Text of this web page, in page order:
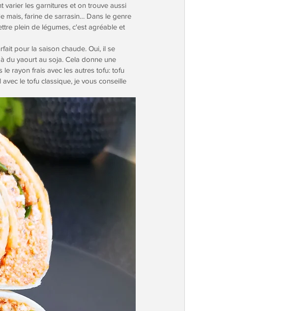
varier les garnitures et on trouve aussi
mais, farine de sarrasin… Dans le genre
plein de légumes, c'est agréable et
pour la saison chaude. Oui, il se
du yaourt au soja. Cela donne une
rayon frais avec les autres tofu: tofu
le tofu classique, je vous conseille